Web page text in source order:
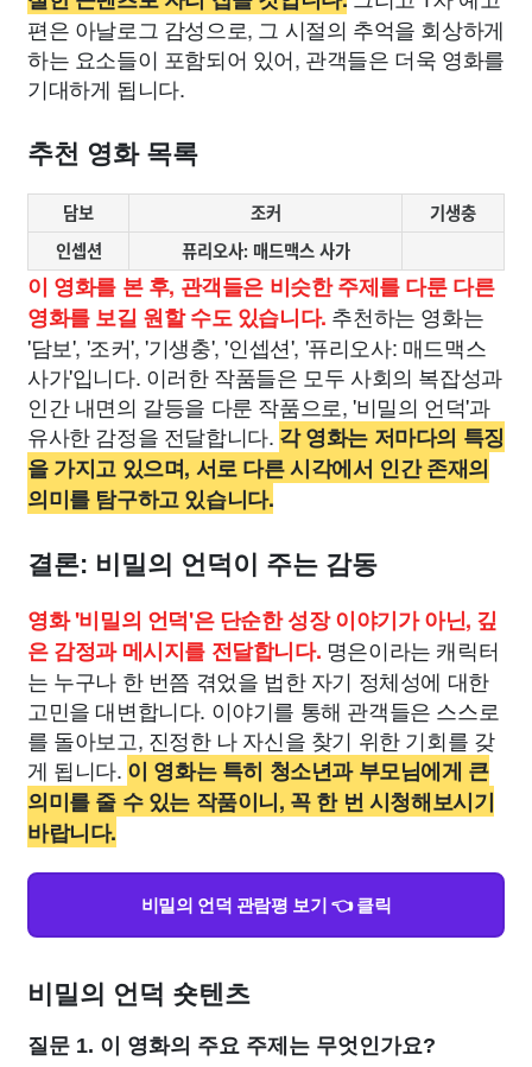
편은 아날로그 감성으로, 그 시절의 추억을 회상하게
하는 요소들이 포함되어 있어, 관객들은 더욱 영화를
기대하게 됩니다.
추천 영화 목록
담보 조커
기생충
인셉션
퓨리오사: 매드맥스 사가
이 영화를 본 후, 관객들은 비슷한 주제를 다룬 다른
영화를 보길 원할 수도 있습니다. 추천하는 영화는
'담보', '조커', '기생충', '인셉션', '퓨리오사: 매드맥스
사가'입니다. 이러한 작품들은 모두 사회의 복잡성과
인간 내면의 갈등을 다룬 작품으로, '비밀의 언덕'과
유사한 감정을 전달합니다. 각 영화는 저마다의 특징
을 가지고 있으며, 서로 다른 시각에서 인간 존재의
의미를 탐구하고 있습니다.
결론: 비밀의 언덕이 주는 감동
영화 '비밀의 언덕'은 단순한 성장 이야기가 아닌, 깊
은 감정과 메시지를 전달합니다. 명은이라는 캐릭터
는 누구나 한 번쯤 겪었을 법한 자기 정체성에 대한
고민을 대변합니다. 이야기를 통해 관객들은 스스로
를 돌아보고, 진정한 나 자신을 찾기 위한 기회를 갖
게 됩니다. 이 영화는 특히 청소년과 부모님에게 큰
의미를 줄 수 있는 작품이니, 꼭 한 번 시청해보시기
바랍니다.
비밀의 언덕 관람평 보기 👈 클릭
비밀의 언덕 숏텐츠
질문 1. 이 영화의 주요 주제는 무엇인가요?